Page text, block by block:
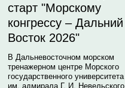
старт "Морскому
конгрессу – Дальний
Восток 2026"
В Дальневосточном морском
тренажерном центре Морского
государственного университета
им. адмирала Г. И. Невельского